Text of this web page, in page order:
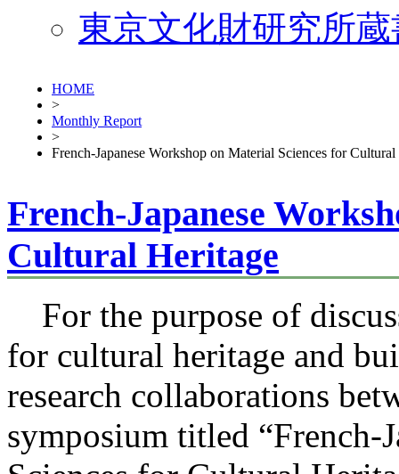
東京文化財研究所
HOME
>
Monthly Report
>
French-Japanese Workshop on Material Sciences for
French-Japanese
Cultural Heritage
For the purpose of
for cultural heritage and
research collaborations
symposium titled “French-